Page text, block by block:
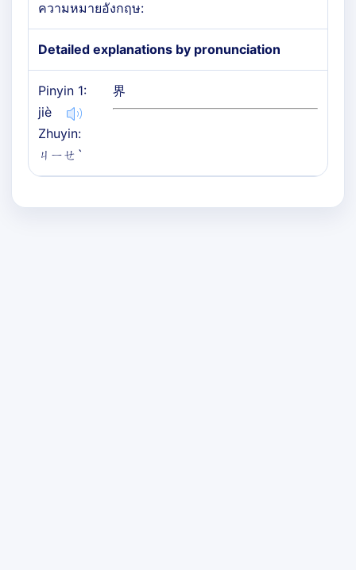
ความหมายอังกฤษ:
Detailed explanations by pronunciation
Pinyin 1:
jiè
Zhuyin:
ㄐㄧㄝˋ
界